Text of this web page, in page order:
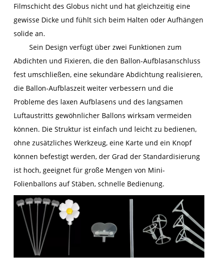
Filmschicht des Globus nicht und hat gleichzeitig eine
gewisse Dicke und fühlt sich beim Halten oder Aufhängen
solide an.
Sein Design verfügt über zwei Funktionen zum
Abdichten und Fixieren, die den Ballon-Aufblasanschluss
fest umschließen, eine sekundäre Abdichtung realisieren,
die Ballon-Aufblaszeit weiter verbessern und die
Probleme des laxen Aufblasens und des langsamen
Luftaustritts gewöhnlicher Ballons wirksam vermeiden
können. Die Struktur ist einfach und leicht zu bedienen,
ohne zusätzliches Werkzeug, eine Karte und ein Knopf
können befestigt werden, der Grad der Standardisierung
ist hoch, geeignet für große Mengen von Mini-
Folienballons auf Stäben, schnelle Bedienung.